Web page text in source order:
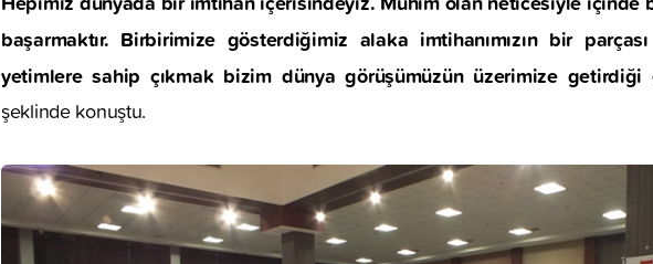
başarmaktır. Birbirimize gösterdiğimiz alaka imtihanımızın bir
yetimlere sahip çıkmak bizim dünya görüşümüzün üzerimize getirdiği
şeklinde konuştu.